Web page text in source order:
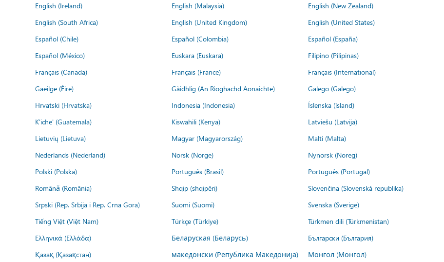
English (Ireland)
English (Malaysia) English (New Zealand)
English (South Africa)
English (United Kingdom) English (United States)
Español (Chile)
Español (Colombia) Español (España)
Español (México)
Euskara (Euskara) Filipino (Pilipinas)
Français (Canada)
Français (France) Français (International)
Gaeilge (Éire)
Gàidhlig (An Rìoghachd Aonaichte) Galego (Galego)
Hrvatski (Hrvatska)
Indonesia (Indonesia) Íslenska (ísland)
K'iche' (Guatemala)
Kiswahili (Kenya) Latviešu (Latvija)
Lietuvių (Lietuva)
Magyar (Magyarország) Malti (Malta)
Nederlands (Nederland)
Norsk (Norge) Nynorsk (Noreg)
Polski (Polska)
Português (Brasil) Português (Portugal)
Română (România)
Shqip (shqipëri) Slovenčina (Slovenská republika)
Srpski (Rep. Srbija i Rep. Crna Gora)
Suomi (Suomi) Svenska (Sverige)
Tiếng Việt (Việt Nam)
Türkçe (Türkiye) Türkmen dili (Türkmenistan)
Ελληνικά (Ελλάδα)
Беларуская (Беларусь) Български (България)
Қазақ (Қазақстан)
македонски (Република Македонија) Монгол (Монгол)